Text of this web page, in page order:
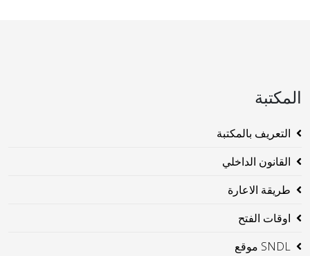
المكتبة
التعريف بالمكتبة
القانون الداخلي
طريقة الاعارة
اوقات الفتح
SNDL موقع